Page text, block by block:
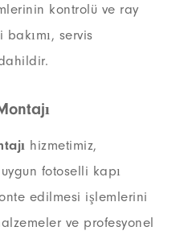
kontrolü ve ray
servis
hizmetimiz,
fotoselli kapı
edilmesi işlemlerini
ve profesyonel